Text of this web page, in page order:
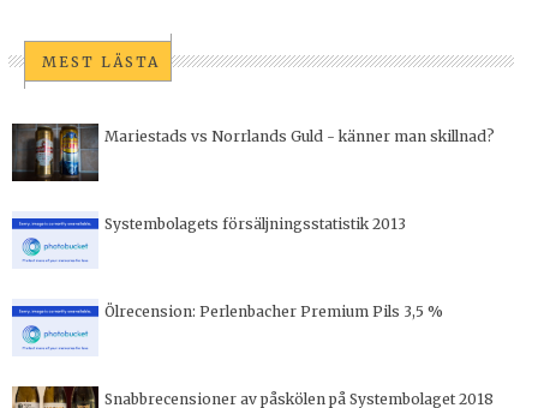
MEST LÄSTA
Mariestads vs Norrlands Guld - känner man skillnad?
Systembolagets försäljningsstatistik 2013
Ölrecension: Perlenbacher Premium Pils 3,5 %
Snabbrecensioner av påskölen på Systembolaget 2018